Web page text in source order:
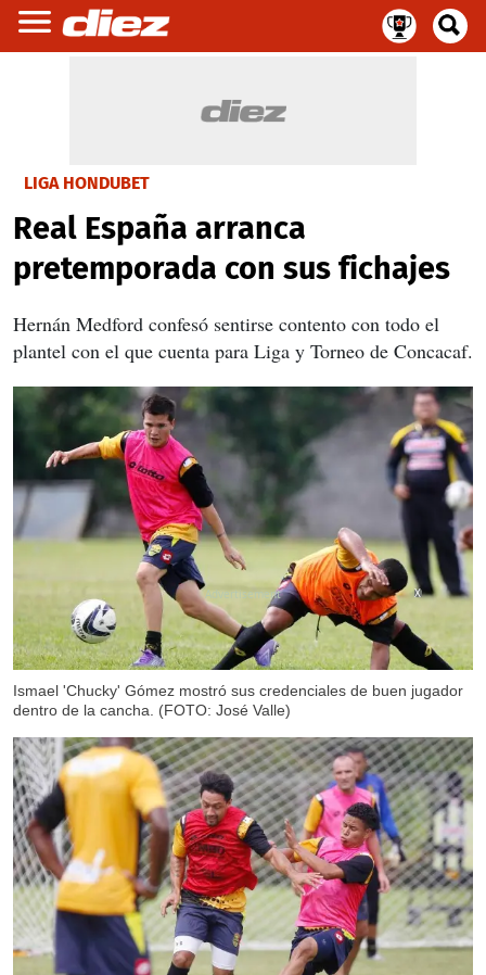
LIGA HONDUBET
Real España arranca
pretemporada con sus fichajes
Hernán Medford confesó sentirse contento con todo el
plantel con el que cuenta para Liga y Torneo de Concacaf.
Ismael 'Chucky' Gómez mostró sus credenciales de buen jugador
dentro de la cancha. (FOTO: José Valle)
X